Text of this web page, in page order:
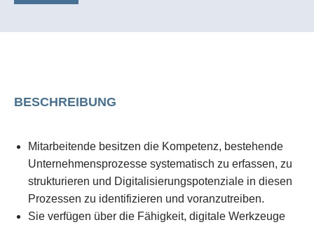
BESCHREIBUNG
Mitarbeitende besitzen die Kompetenz, bestehende
Unternehmensprozesse systematisch zu erfassen, zu
strukturieren und Digitalisierungspotenziale in diesen
Prozessen zu identifizieren und voranzutreiben.
Sie verfügen über die Fähigkeit, digitale Werkzeuge